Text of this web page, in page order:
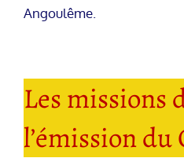
Angoulême.
Les missions
l’émission du